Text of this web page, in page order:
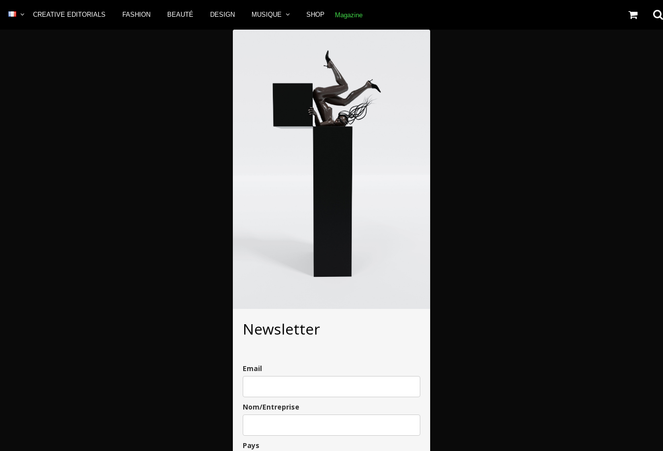
CREATIVE EDITORIALS FASHION BEAUTÉ DESIGN MUSIQUE SHOP
Newsletter
Email
Nom/Entreprise
Pays